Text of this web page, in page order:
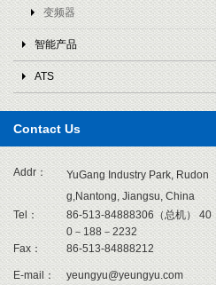
变频器
智能产品
ATS
Contact Us
Addr：
YuGang Industry Park, Rudon
g,Nantong, Jiangsu, China
Tel：
86-513-84888306（总机） 40
0－188－2232
Fax：
86-513-84888212
E-mail： yeungyu@yeungyu.com